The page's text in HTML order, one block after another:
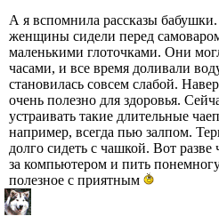
А я вспомнила рассказы
женщины сидели перед
маленькими глоточками. Они
часами, и все время доливали
становилась совсем слабой.
очень полезно для здоровья.
устраивать такие длительные
например, всегда пью залпом.
долго сидеть с чашкой. Вот
за компьютером и пить
полезное с приятным